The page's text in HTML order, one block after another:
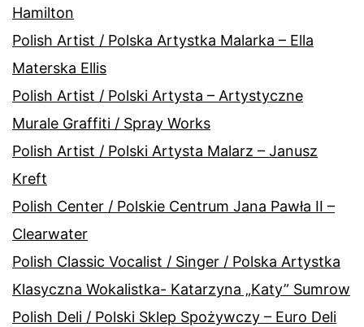
Hamilton
Polish Artist / Polska Artystka Malarka – Ella
Materska Ellis
Polish Artist / Polski Artysta – Artystyczne
Murale Graffiti / Spray Works
Polish Artist / Polski Artysta Malarz – Janusz
Kreft
Polish Center / Polskie Centrum Jana Pawła II –
Clearwater
Polish Classic Vocalist / Singer / Polska Artystka
Klasyczna Wokalistka- Katarzyna „Katy” Sumrow
Polish Deli / Polski Sklep Spożywczy – Euro Deli